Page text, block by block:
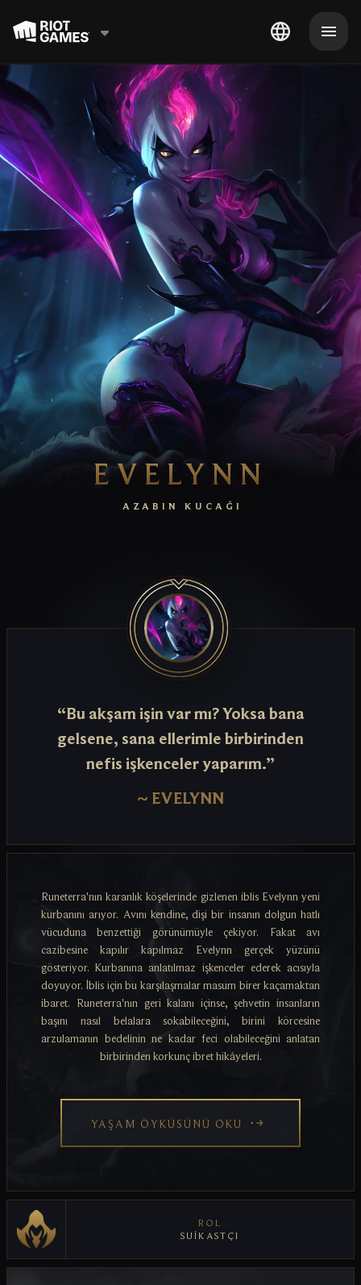
EVELYNN
AZABIN KUCAĞI
“Bu akşam işin var mı? Yoksa bana
gelsene, sana ellerimle birbirinden
nefis işkenceler yaparım.”
~ EVELYNN
Runeterra'nın karanlık köşelerinde gizlenen iblis Evelynn yeni
kurbanını arıyor. Avını kendine, dişi bir insanın dolgun hatlı
vücuduna benzettiği görünümüyle çekiyor. Fakat avı
cazibesine kapılır kapılmaz Evelynn gerçek yüzünü
gösteriyor. Kurbanına anlatılmaz işkenceler ederek acısıyla
doyuyor. İblis için bu karşılaşmalar masum birer kaçamaktan
ibaret. Runeterra'nın geri kalanı içinse, şehvetin insanların
başını nasıl belalara sokabileceğini, birini körcesine
arzulamanın bedelinin ne kadar feci olabileceğini anlatan
birbirinden korkunç ibret hikâyeleri.
YAŞAM ÖYKÜSÜNÜ OKU
ROL
SUIKASTÇI